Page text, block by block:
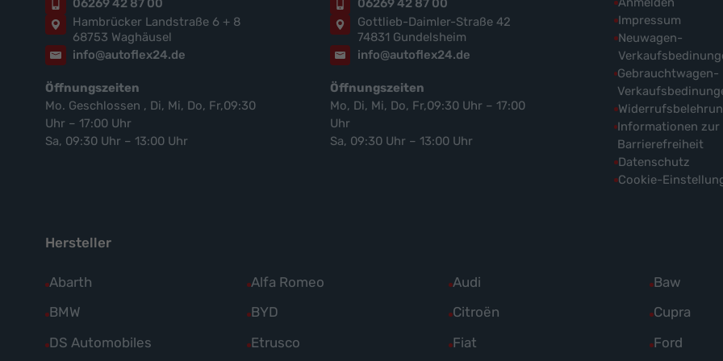
06269 42 87 00
Hambrücker Landstraße 6 + 8
68753 Waghäusel
info@autoflex24.de
Öffnungszeiten
Mo. Geschlossen , Di, Mi, Do, Fr,09:30
Uhr – 17:00 Uhr
Sa, 09:30 Uhr – 13:00 Uhr
06269 42 87 00
Gottlieb-Daimler-Straße 42
74831 Gundelsheim
info@autoflex24.de
Öffnungszeiten
Mo, Di, Mi, Do, Fr,09:30 Uhr – 17:00
Uhr
Sa, 09:30 Uhr – 13:00 Uhr
Impressum
Neuwagen-
Gebrauchtwagen-
Informationen zur
Barrierefreiheit
Datenschutz
Cookie-
Hersteller
Abarth
Alle
Fahrzeuge
Abarth
Alfa Romeo
Alle
Fahrzeuge
Alfa
Audi
Alle
Fahrzeuge
Audi
Baw
Alle
Fahrzeuge
Baw
BMW
Alle
Fahrzeuge
BYD
Alle
Fahrzeuge
Citroën
Alle
Fahrzeuge
Cupra
Alle
Fahrzeuge
DS Automobiles
Alle
Etrusco
Alle
Fiat
Alle
Ford
Alle